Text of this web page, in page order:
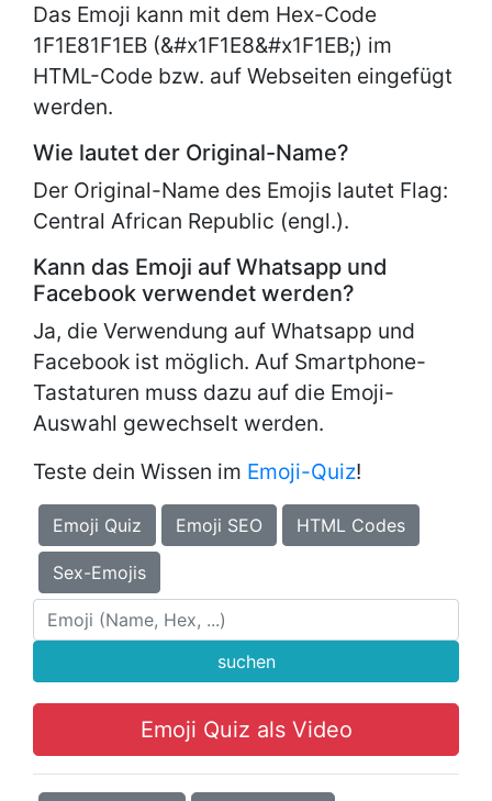
Das Emoji kann mit dem Hex-Code
1F1E81F1EB (&#x1F1E8&#x1F1EB;) im
HTML-Code bzw. auf Webseiten eingefügt
werden.
Wie lautet der Original-Name?
Der Original-Name des Emojis lautet Flag:
Central African Republic (engl.).
Kann das Emoji auf Whatsapp und
Facebook verwendet werden?
Ja, die Verwendung auf Whatsapp und
Facebook ist möglich. Auf Smartphone-
Tastaturen muss dazu auf die Emoji-
Auswahl gewechselt werden.
Teste dein Wissen im Emoji-Quiz!
Emoji Quiz Emoji SEO HTML Codes
Sex-Emojis
suchen
Emoji Quiz als Video